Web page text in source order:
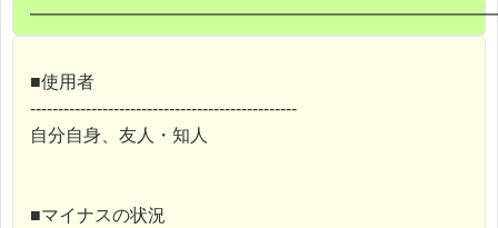
■使用者
------------------------------------------------
自分自身、友人・知人
■マイナスの状況